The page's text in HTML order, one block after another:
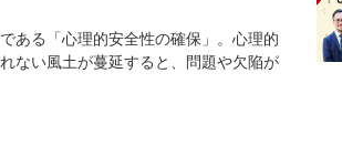
ある「心理的安全性の確保」。心理的
ない風土が蔓延すると、問題や欠陥が